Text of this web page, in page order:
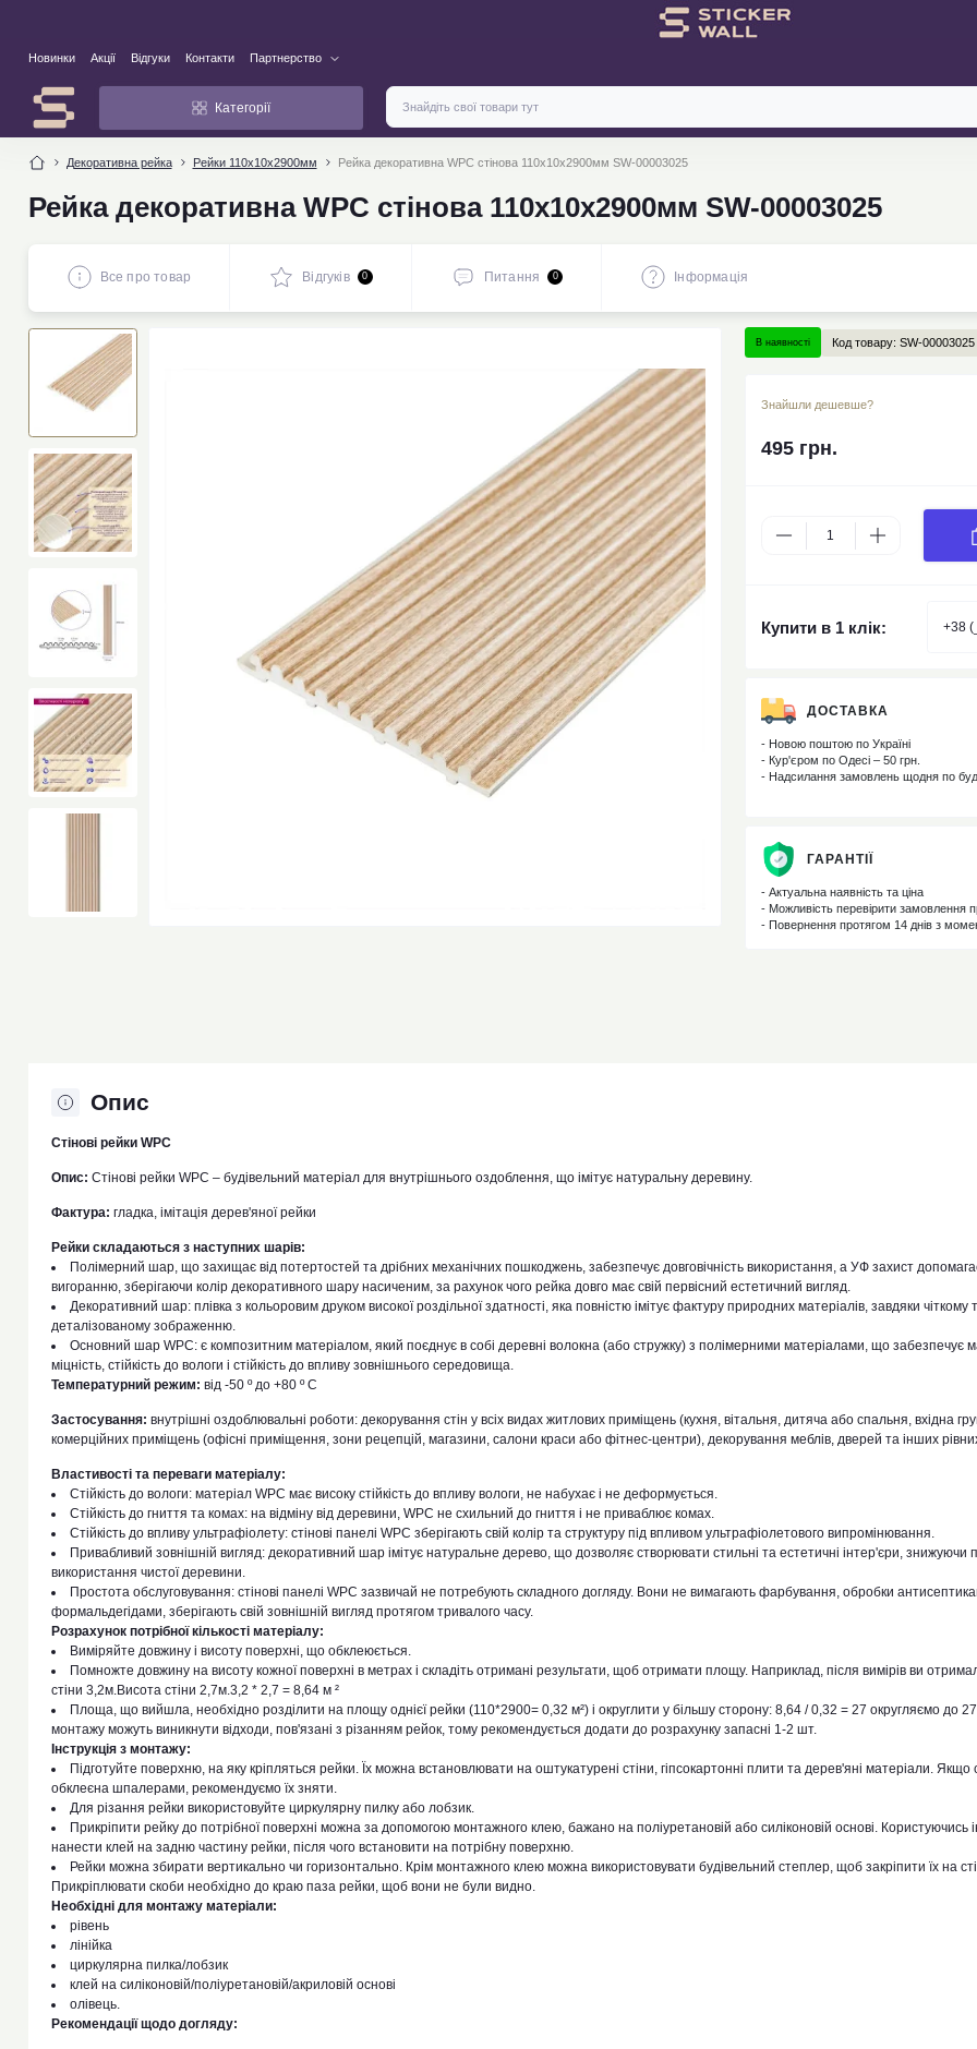
Новинки Акції Відгуки Контакти Партнерство
Категорії
Декоративна рейка Рейки 110х10х2900мм Рейка декоративна WPC стінова 110х10х2900мм SW-00003025
Рейка декоративна WPC стінова 110х10х2900мм SW-00003025
Все про товар Відгуків 0 Питання 0 Iнформація
В наявності Код товару: SW-00003025
Знайшли дешевше?
495 грн.
Купити в 1 клік:
ДОСТАВКА
- Новою поштою по Україні
- Кур'єром по Одесі – 50 грн.
- Надсилання замовлень щодня по
ГАРАНТІЇ
- Актуальна наявність та ціна
- Можливість перевірити замовлення
- Повернення протягом 14 днів з
Опис
Стінові рейки WPC
Опис: Стінові рейки WPC – будівельний матеріал для внутрішнього оздоблення, що імітує натуральну деревину.
Фактура: гладка, імітація дерев'яної рейки
Рейки складаються з наступних шарів:
Полімерний шар, що захищає від потертостей та дрібних механічних пошкоджень, забезпечує довговічність використання, а УФ захист
вигоранню, зберігаючи колір декоративного шару насиченим, за рахунок чого рейка довго має свій первісний естетичний вигляд.
Декоративний шар: плівка з кольоровим друком високої роздільної здатності, яка повністю імітує фактуру природних матеріалів, завдяки чіткому
деталізованому зображенню.
Основний шар WPC: є композитним матеріалом, який поєднує в собі деревні волокна (або стружку) з полімерними матеріалами, що забезпечує
міцність, стійкість до вологи і стійкість до впливу зовнішнього середовища.
Температурний режим: від -50 º до +80 º С
Застосування: внутрішні оздоблювальні роботи: декорування стін у всіх видах житлових приміщень (кухня, вітальня, дитяча або спальня, вхідна
комерційних приміщень (офісні приміщення, зони рецепцій, магазини, салони краси або фітнес-центри), декорування меблів, дверей та інших
Властивості та переваги матеріалу:
Стійкість до вологи: матеріал WPC має високу стійкість до впливу вологи, не набухає і не деформується.
Стійкість до гниття та комах: на відміну від деревини, WPC не схильний до гниття і не приваблює комах.
Стійкість до впливу ультрафіолету: стінові панелі WPC зберігають свій колір та структуру під впливом ультрафіолетового випромінювання.
Привабливий зовнішній вигляд: декоративний шар імітує натуральне дерево, що дозволяє створювати стильні та естетичні інтер'єри, знижуючи
використання чистої деревини.
Простота обслуговування: стінові панелі WPC зазвичай не потребують складного догляду. Вони не вимагають фарбування, обробки
формальдегідами, зберігають свій зовнішній вигляд протягом тривалого часу.
Розрахунок потрібної кількості матеріалу:
Виміряйте довжину і висоту поверхні, що обклеюється.
Помножте довжину на висоту кожної поверхні в метрах і складіть отримані результати, щоб отримати площу. Наприклад, після вимірів ви
стіни 3,2м.Висота стіни 2,7м.3,2 * 2,7 = 8,64 м ²
Площа, що вийшла, необхідно розділити на площу однієї рейки (110*2900= 0,32 м²) і округлити у більшу сторону: 8,64 / 0,32 = 27 округляємо до
монтажу можуть виникнути відходи, пов'язані з різанням рейок, тому рекомендується додати до розрахунку запасні 1-2 шт.
Інструкція з монтажу:
Підготуйте поверхню, на яку кріпляться рейки. Їх можна встановлювати на оштукатурені стіни, гіпсокартонні плити та дерев'яні матеріали. Якщо
обклеєна шпалерами, рекомендуємо їх зняти.
Для різання рейки використовуйте циркулярну пилку або лобзик.
Прикріпити рейку до потрібної поверхні можна за допомогою монтажного клею, бажано на поліуретановій або силіконовій основі. Користуючись
нанести клей на задню частину рейки, після чого встановити на потрібну поверхню.
Рейки можна збирати вертикально чи горизонтально. Крім монтажного клею можна використовувати будівельний степлер, щоб закріпити їх на
Прикріплювати скоби необхідно до краю паза рейки, щоб вони не були видно.
Необхідні для монтажу матеріали:
рівень
лінійка
циркулярна пилка/лобзик
клей на силіконовій/поліуретановій/акриловій основі
олівець.
Рекомендації щодо догляду: